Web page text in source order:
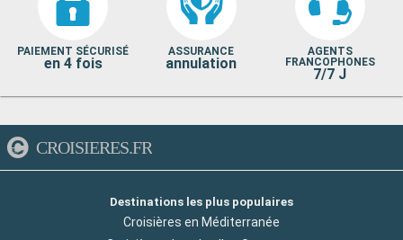
PAIEMENT SÉCURISÉ
en 4 fois
ASSURANCE
annulation
AGENTS
FRANCOPHONES
7/7 J
CROISIERES.FR
Destinations les plus populaires
Croisières en Méditerranée